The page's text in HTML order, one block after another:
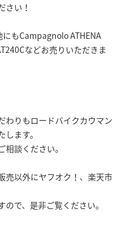
さい！
にもCampagnolo ATHENA
などお売りいただきま
わりもロードバイクカウマン
ます。
談ください。
売以外にヤフオク！、楽天市
で、是非ご覧ください。